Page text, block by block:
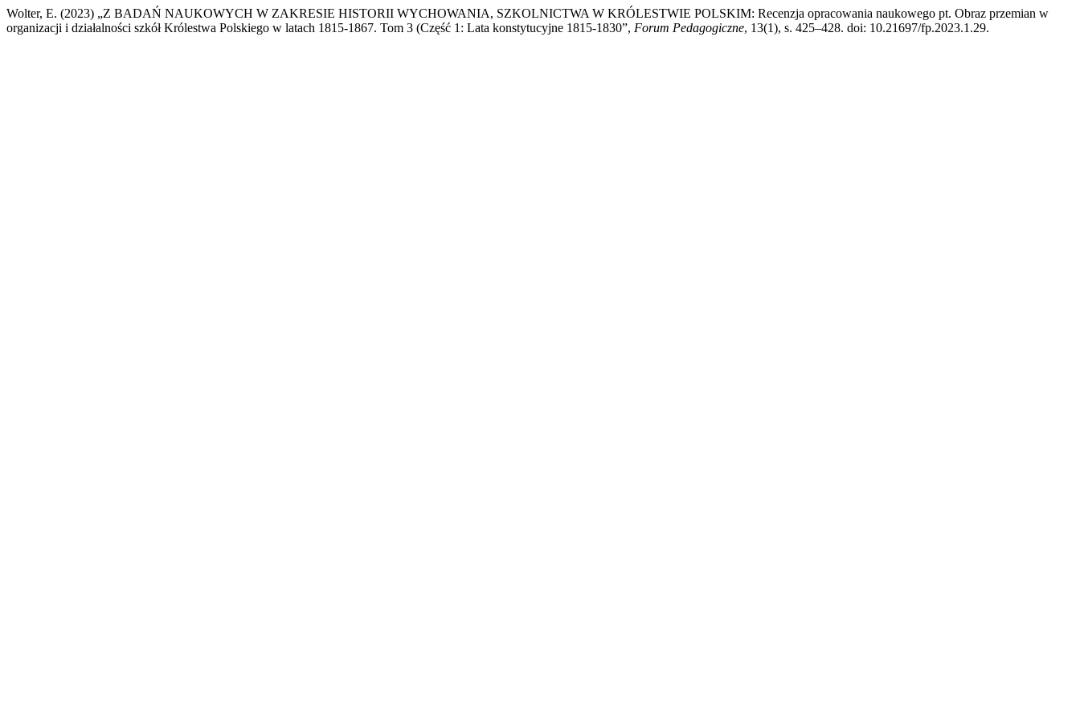
Wolter, E. (2023) „Z BADAŃ NAUKOWYCH W ZAKRESIE HISTORII WYCHOWANIA, SZKOLNICTWA W KRÓLESTWIE POLSKIM: Recenzja opracowania naukowego pt. Obraz przemian w
organizacji i działalności szkół Królestwa Polskiego w latach 1815-1867. Tom 3 (Część 1: Lata konstytucyjne 1815-1830”, Forum Pedagogiczne, 13(1), s. 425–428. doi: 10.21697/fp.2023.1.29.